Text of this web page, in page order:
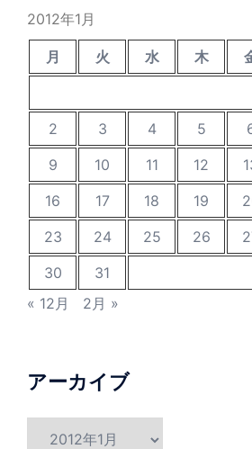
2012年1月
月 火 水 木
2
3 4 5
9
10 11 12
16
17 18 19
23
24 25 26
30
31
« 12月
2月 »
アーカイブ